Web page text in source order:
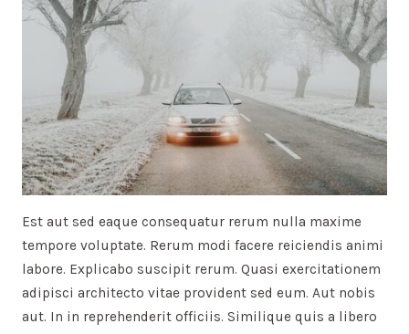
Est aut sed eaque consequatur rerum nulla maxime
tempore voluptate. Rerum modi facere reiciendis animi
labore. Explicabo suscipit rerum. Quasi exercitationem
adipisci architecto vitae provident sed eum. Aut nobis
aut. In in reprehenderit officiis. Similique quis a libero